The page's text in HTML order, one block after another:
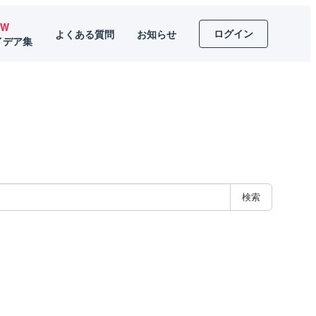
ア集
よくある質問 お知らせ ログイン
検索